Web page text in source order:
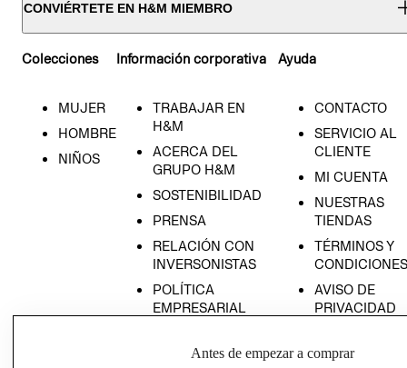
CONVIÉRTETE EN H&M MIEMBRO
Colecciones
MUJER
HOMBRE
NIÑOS
Información corporativa
TRABAJAR EN
H&M
ACERCA DEL
GRUPO H&M
SOSTENIBILIDAD
PRENSA
RELACIÓN CON
INVERSONISTAS
POLÍTICA
EMPRESARIAL
Ayuda
CONTACTO
SERVICIO AL
CLIENTE
MI CUENTA
NUESTRAS
TIENDAS
TÉRMINOS Y
CONDICIONES
AVISO DE
PRIVACIDAD
AVISO DE
Antes de empezar a comprar